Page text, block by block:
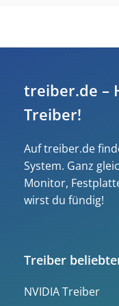
treiber.de –
Treiber!
Auf treiber.de
System. Ganz
Monitor,
wirst du fündig!
Treiber
NVIDIA Treiber